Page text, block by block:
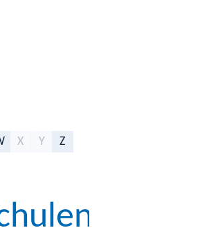
X Y Z
in freier